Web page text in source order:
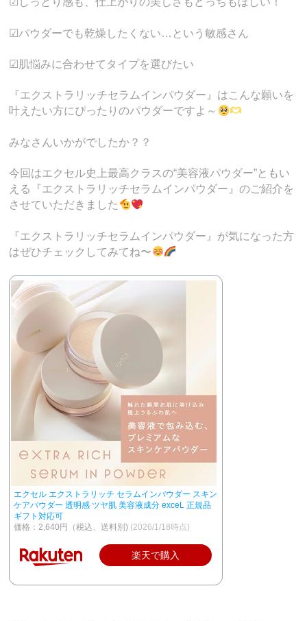
☑パウダーでも乾燥したくない…という敏感さん
☑肌悩みに合わせてタイプを選びたい
『エクストラリッチセラムインパウダー』はこんな願いを
叶えたい方にぴったりのパウダーですよ～
みなさんいかがでしたか？？
今回はエクセル史上最高クラスの“美容液パウダー”ともい
える『エクストラリッチセラムインパウダー』のご紹介を
させていただきました
『エクストラリッチセラムインパウダー』が気になった方
はぜひチェックしてみてね〜
エクセル エクストラリッチ セラムインパウダー スキン
ケアパウダー 透明感 ツヤ肌 美容液成分 exceL 正規品
ギフト対応可
価格：2,640円（税込、送料別) (2026/1/18時点)
楽天で購入